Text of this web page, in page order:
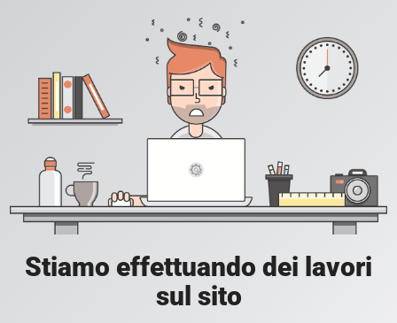
Stiamo effettuando dei lavori
sul sito